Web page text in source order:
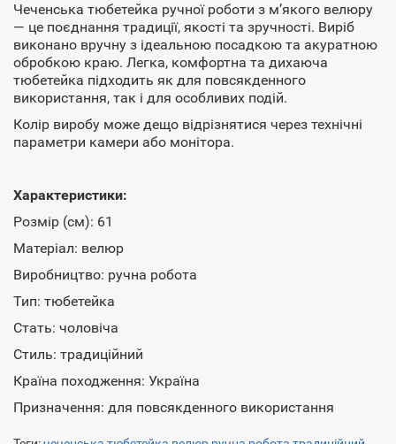
Чеченська тюбетейка ручної роботи з м’якого велюру
— це поєднання традиції, якості та зручності. Виріб
виконано вручну з ідеальною посадкою та акуратною
обробкою краю. Легка, комфортна та дихаюча
тюбетейка підходить як для повсякденного
використання, так і для особливих подій.
Колір виробу може дещо відрізнятися через технічні
параметри камери або монітора.
Характеристики:
Розмір (см): 61
Матеріал: велюр
Виробництво: ручна робота
Тип: тюбетейка
Стать: чоловіча
Стиль: традиційний
Країна походження: Україна
Призначення: для повсякденного використання